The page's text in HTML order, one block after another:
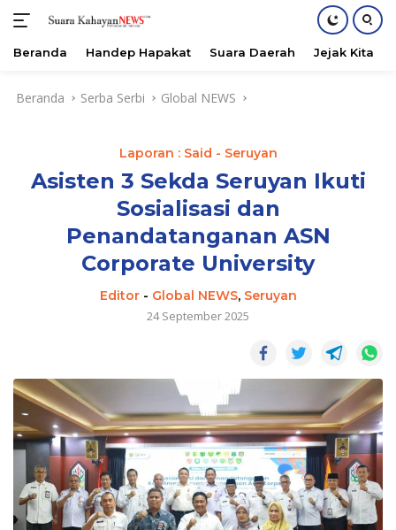
Beranda Handep Hapakat Suara Daerah Jejak Kita
Beranda Serba Serbi Global NEWS
Laporan : Said - Seruyan
Asisten 3 Sekda Seruyan Ikuti
Sosialisasi dan
Penandatanganan ASN
Corporate University
Editor- Global NEWS, Seruyan
24 September 2025